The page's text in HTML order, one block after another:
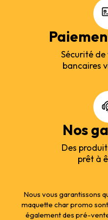
Sécurité
bancaires
Nos
Des
prêt à
Nous vous garantissons
maquette char promo
également des pré-